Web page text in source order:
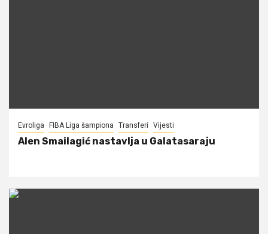
Evroliga FIBA Liga šampiona Transferi Vijesti
Alen Smailagić nastavlja u Galatasaraju